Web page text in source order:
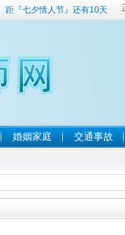
距『七夕情人节』还有10天
婚姻家庭 交通事故